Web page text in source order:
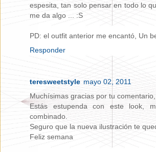
espesita, tan solo pensar en todo lo
me da algo ... :S
PD: el outfit anterior me encantó, Un
Responder
teresweetstyle mayo 02, 2011
Muchísimas gracias por tu
Estás estupenda con este look,
combinado.
Seguro que la nueva ilustración te
Feliz semana